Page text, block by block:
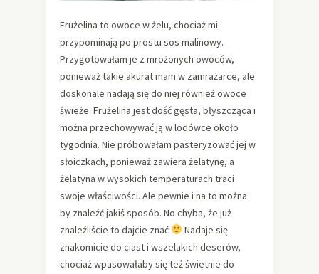
Frużelina to owoce w żelu, chociaż mi
przypominają po prostu sos malinowy.
Przygotowałam je z mrożonych owoców,
ponieważ takie akurat mam w zamrażarce, ale
doskonale nadają się do niej również owoce
świeże. Frużelina jest dość gęsta, błyszcząca i
można przechowywać ją w lodówce około
tygodnia. Nie próbowałam pasteryzować jej w
słoiczkach, ponieważ zawiera żelatynę, a
żelatyna w wysokich temperaturach traci
swoje właściwości. Ale pewnie i na to można
by znaleźć jakiś sposób. No chyba, że już
znaleźliście to dajcie znać
Nadaje się
znakomicie do ciast i wszelakich deserów,
chociaż wpasowałaby się też świetnie do